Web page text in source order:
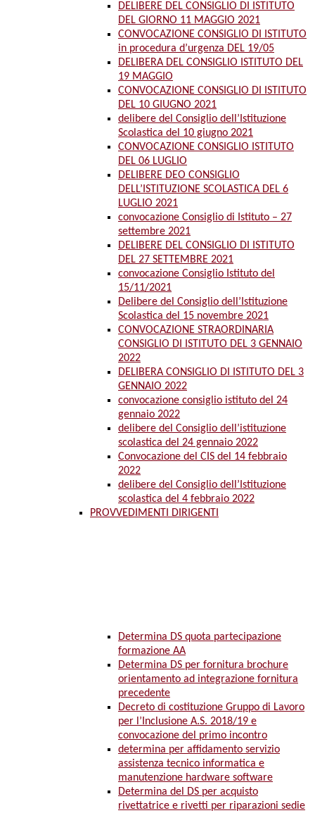
DELIBERE DEL CONSIGLIO DI ISTITUTO
DEL GIORNO 11 MAGGIO 2021
CONVOCAZIONE CONSIGLIO DI ISTITUTO
in procedura d’urgenza DEL 19/05
DELIBERA DEL CONSIGLIO ISTITUTO DEL
19 MAGGIO
CONVOCAZIONE CONSIGLIO DI ISTITUTO
DEL 10 GIUGNO 2021
delibere del Consiglio dell’Istituzione
Scolastica del 10 giugno 2021
CONVOCAZIONE CONSIGLIO ISTITUTO
DEL 06 LUGLIO
DELIBERE DEO CONSIGLIO
DELL’ISTITUZIONE SCOLASTICA DEL 6
LUGLIO 2021
convocazione Consiglio di Istituto – 27
settembre 2021
DELIBERE DEL CONSIGLIO DI ISTITUTO
DEL 27 SETTEMBRE 2021
convocazione Consiglio Istituto del
15/11/2021
Delibere del Consiglio dell’Istituzione
Scolastica del 15 novembre 2021
CONVOCAZIONE STRAORDINARIA
CONSIGLIO DI ISTITUTO DEL 3 GENNAIO
2022
DELIBERA CONSIGLIO DI ISTITUTO DEL 3
GENNAIO 2022
convocazione consiglio istituto del 24
gennaio 2022
delibere del Consiglio dell’istituzione
scolastica del 24 gennaio 2022
Convocazione del CIS del 14 febbraio
2022
delibere del Consiglio dell’Istituzione
scolastica del 4 febbraio 2022
PROVVEDIMENTI DIRIGENTI
Determina DS quota partecipazione
formazione AA
Determina DS per fornitura brochure
orientamento ad integrazione fornitura
precedente
Decreto di costituzione Gruppo di Lavoro
per l’Inclusione A.S. 2018/19 e
convocazione del primo incontro
determina per affidamento servizio
assistenza tecnico informatica e
manutenzione hardware software
Determina del DS per acquisto
rivettatrice e rivetti per riparazioni sedie